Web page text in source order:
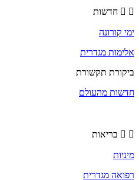
חדשות
מגדרית
תקשורת
מהעולם
בריאות
מגדרית